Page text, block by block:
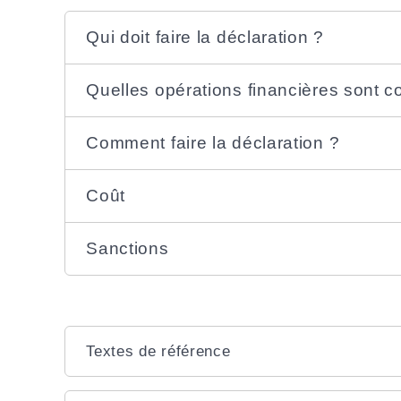
Qui doit faire la déclaration ?
Quelles opérations financières sont
Comment faire la déclaration ?
Coût
Sanctions
Textes de référence